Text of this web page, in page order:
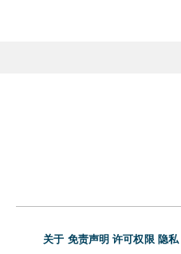
关于 免责声明 许可权限 隐私